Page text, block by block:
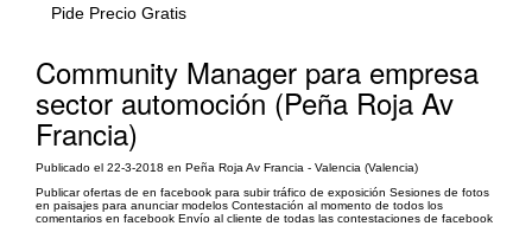
Pide Precio Gratis
Community Manager para empresa
sector automoción (Peña Roja Av
Francia)
Publicado el 22-3-2018 en Peña Roja Av Francia - Valencia (Valencia)
Publicar ofertas de en facebook para subir tráfico de exposición Sesiones de fotos
en paisajes para anunciar modelos Contestación al momento de todos los
comentarios en facebook Envío al cliente de todas las contestaciones de facebook